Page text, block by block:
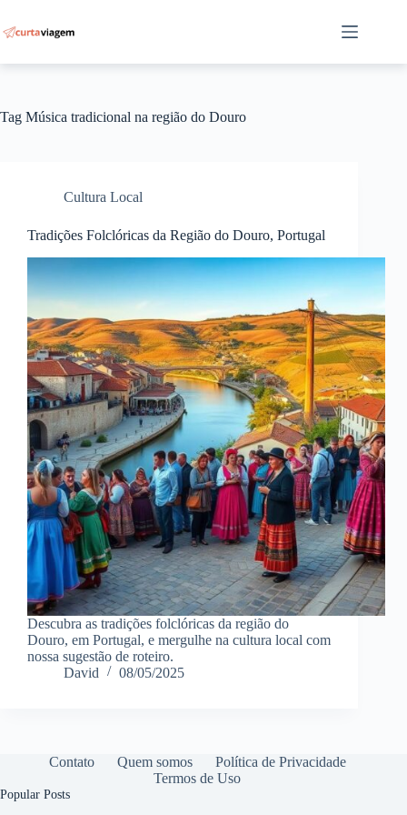
para
o
Tag Música tradicional na região do Douro
Cultura Local
Tradições Folclóricas da Região do Douro, Portugal
Descubra as tradições folclóricas da região do
Douro, em Portugal, e mergulhe na cultura local com
nossa sugestão de roteiro.
David
08/05/2025
Contato Quem somos
Política de Privacidade
Termos de Uso
Popular Posts